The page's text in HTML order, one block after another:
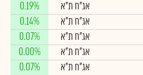
אג"ח ת"א
0.19%
אג"ח ת"א
0.14%
אג"ח ת"א
0.07%
אג"ח ת"א
0.00%
אג"ח ת"א 0.07%